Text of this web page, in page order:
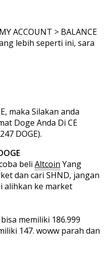
ACCOUNT > BALANCE
lebih seperti ini, sara
maka Silakan anda
Doge Anda Di CE
DOGE).
beli Altcoin Yang
dan cari SHND, jangan
alihkan ke market
memiliki 186.999
147. woww parah dan